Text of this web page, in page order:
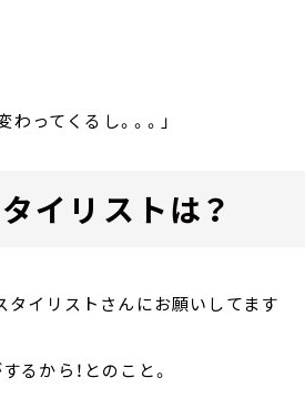
ってくるし。。。」
イリストは？
タイリストさんにお願いしてます
るから！とのこと。